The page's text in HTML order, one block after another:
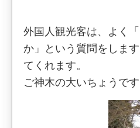
外国人観光客は、よく
か」という質問をしま
てくれます。
ご神木の大いちょうです